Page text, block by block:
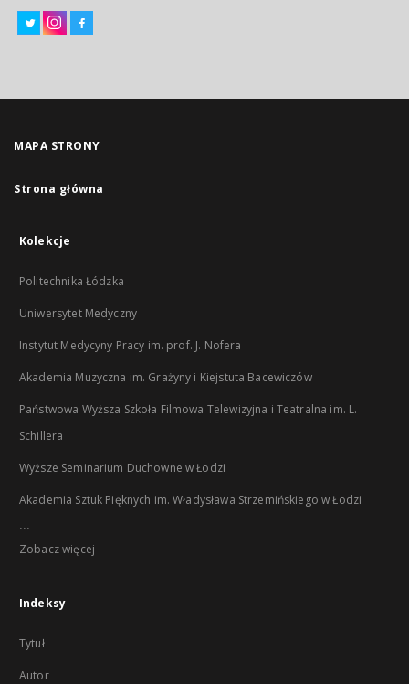
MAPA STRONY
Strona główna
Kolekcje
Politechnika Łódzka
Uniwersytet Medyczny
Instytut Medycyny Pracy im. prof. J. Nofera
Akademia Muzyczna im. Grażyny i Kiejstuta Bacewiczów
Państwowa Wyższa Szkoła Filmowa Telewizyjna i Teatralna im. L.
Schillera
Wyższe Seminarium Duchowne w Łodzi
Akademia Sztuk Pięknych im. Władysława Strzemińskiego w Łodzi
...
Zobacz więcej
Indeksy
Tytuł
Autor